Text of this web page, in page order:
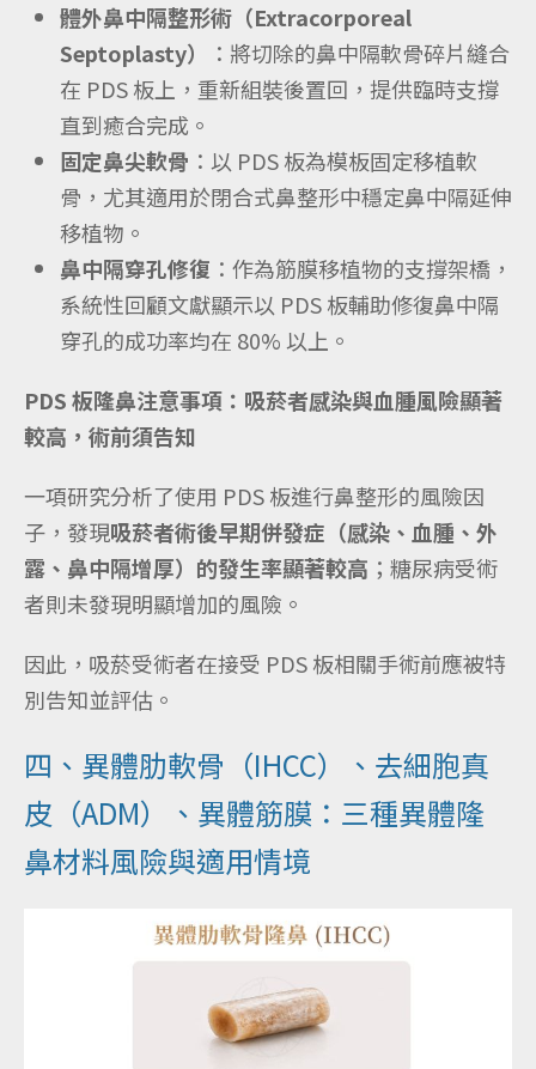
體外鼻中隔整形術（Extracorporeal
Septoplasty）
：將切除的鼻中隔軟骨碎片縫合
在 PDS 板上，重新組裝後置回，提供臨時支撐
直到癒合完成。
固定鼻尖軟骨 ：以 PDS 板為模板固定移植軟
骨，尤其適用於閉合式鼻整形中穩定鼻中隔延伸
移植物。
鼻中隔穿孔修復 ：作為筋膜移植物的支撐架橋，
系統性回顧文獻顯示以 PDS 板輔助修復鼻中隔
穿孔的成功率均在 80% 以上。
PDS 板隆鼻注意事項：吸菸者感染與血腫風險顯著
較高，術前須告知
一項研究分析了使用 PDS 板進行鼻整形的風險因
子，發現吸菸者術後早期併發症（感染、血腫、外
露、鼻中隔增厚）的發生率顯著較高 ；糖尿病受術
者則未發現明顯增加的風險。
因此，吸菸受術者在接受 PDS 板相關手術前應被特
別告知並評估。
四、異體肋軟骨（IHCC）、去細胞真
皮（ADM）、異體筋膜：三種異體隆
鼻材料風險與適用情境